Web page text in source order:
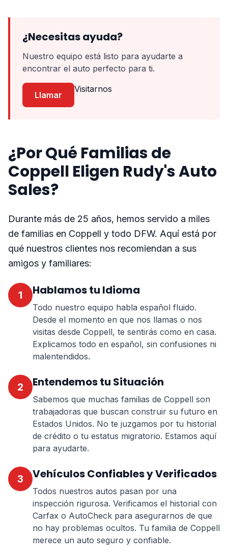
¿Necesitas ayuda?
Nuestro equipo está listo para ayudarte a
encontrar el auto perfecto para ti.
Llamar
Visitarnos
¿Por Qué Familias de
Coppell Eligen Rudy's Auto
Sales?
Durante más de 25 años, hemos servido a miles
de familias en Coppell y todo DFW. Aquí está por
qué nuestros clientes nos recomiendan a sus
amigos y familiares:
1 Hablamos tu Idioma
Todo nuestro equipo habla español fluido.
Desde el momento en que nos llamas o nos
visitas desde Coppell, te sentirás como en casa.
Explicamos todo en español, sin confusiones ni
malentendidos.
2 Entendemos tu Situación
Sabemos que muchas familias de Coppell son
trabajadoras que buscan construir su futuro en
Estados Unidos. No te juzgamos por tu historial
de crédito o tu estatus migratorio. Estamos aquí
para ayudarte.
3 Vehículos Confiables y Verificados
Todos nuestros autos pasan por una
inspección rigurosa. Verificamos el historial con
Carfax o AutoCheck para asegurarnos de que
no hay problemas ocultos. Tu familia de Coppell
merece un auto seguro y confiable.